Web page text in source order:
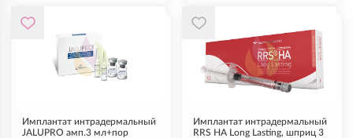
Имплантат интрадермальный
JALUPRO амп.3 мл+пор
Имплантат интрадермальный
RRS HA Long Lasting, шприц 3